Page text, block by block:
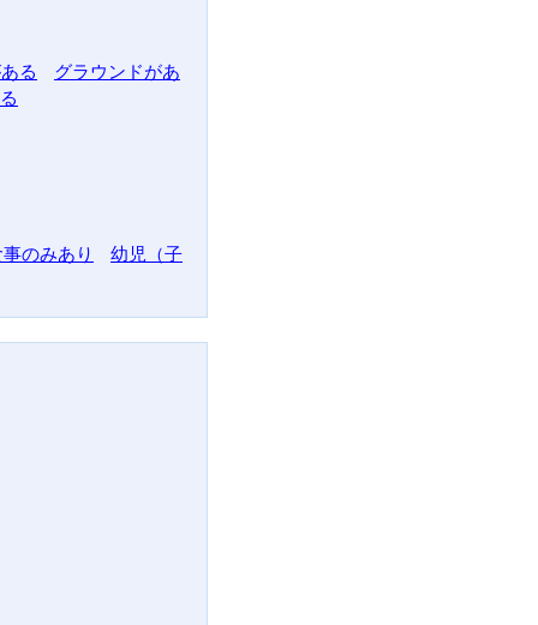
る
グラウンドがあ
のみあり
幼児（子